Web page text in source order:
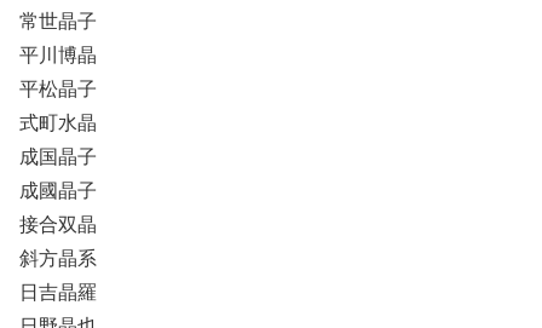
常世晶子
平川博晶
平松晶子
式町水晶
成国晶子
成國晶子
接合双晶
斜方晶系
日吉晶羅